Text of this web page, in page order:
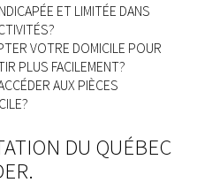
ET LIMITÉE DANS
VOTRE DOMICILE POUR
PLUS FACILEMENT?
AUX PIÈCES
DU QUÉBEC